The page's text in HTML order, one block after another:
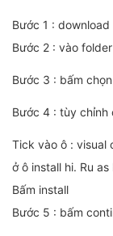
Bước 1 :
Bước 2 : vào
Bước 3 : bấm
Bước 4 : tùy chỉnh
Tick vào ô : visual
ở ô install hi. Ru
Bấm install
Bước 5 : bấm